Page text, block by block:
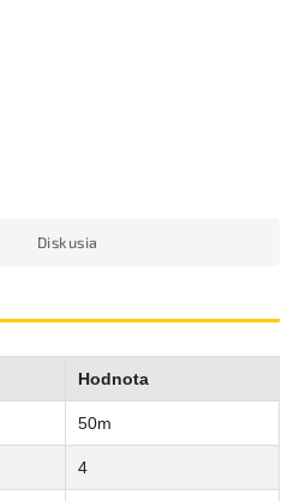
Diskusia
Hodnota
50m
4